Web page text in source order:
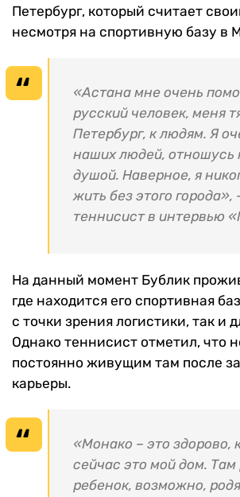
Петербург, который считает
несмотря на спортивную базу в
«Астана мне очень
русский человек, меня
Петербург, к людям. Я
наших людей, отношусь
душой. Наверное, я
жить без этого города»,
теннисист в интервью
На данный момент Бублик
где находится его спортивная
с точки зрения логистики, так и
Однако теннисист отметил, что
постоянно живущим там после
карьеры.
«Монако – это здорово,
сейчас это мой дом.
ребенок, возможно,